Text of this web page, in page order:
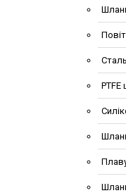
PTFE